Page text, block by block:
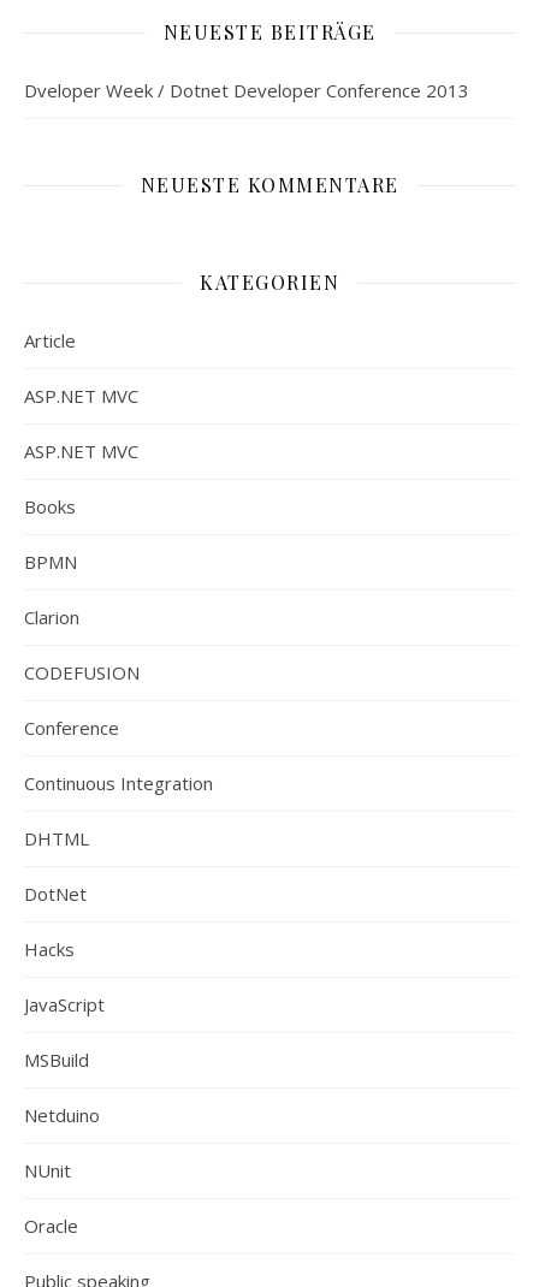
NEUESTE BEITRÄGE
Dveloper Week / Dotnet Developer Conference 2013
NEUESTE KOMMENTARE
KATEGORIEN
Article
ASP.NET MVC
ASP.NET MVC
Books
BPMN
Clarion
CODEFUSION
Conference
Continuous Integration
DHTML
DotNet
Hacks
JavaScript
MSBuild
Netduino
NUnit
Oracle
Public speaking